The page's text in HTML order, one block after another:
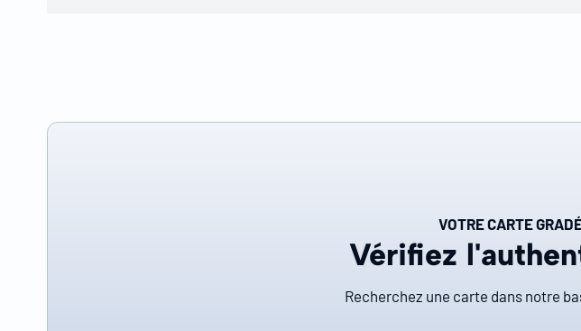
VOTRE CARTE
Vérifiez
Recherchez une carte dans notre